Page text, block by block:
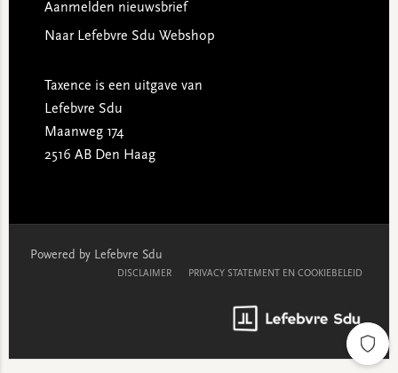
Aanmelden nieuwsbrief
Naar Lefebvre Sdu Webshop
Taxence is een uitgave van
Lefebvre Sdu
Maanweg 174
2516 AB Den Haag
Powered by Lefebvre Sdu
DISCLAIMER PRIVACY STATEMENT EN COOKIEBELEID